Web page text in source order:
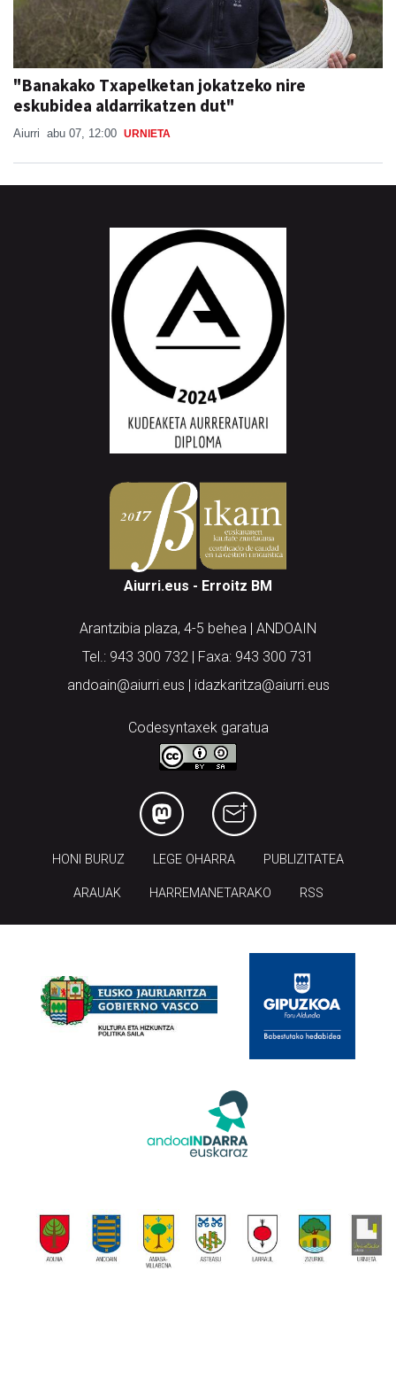
"Banakako Txapelketan jokatzeko nire
eskubidea aldarrikatzen dut"
Aiurri abu 07, 12:00 URNIETA
Aiurri.eus - Erroitz BM
Arantzibia plaza, 4-5 behea | ANDOAIN
Tel.: 943 300 732 | Faxa: 943 300 731
andoain@aiurri.eus | idazkaritza@aiurri.eus
Codesyntaxek garatua
HONI BURUZ LEGE OHARRA PUBLIZITATEA
ARAUAK HARREMANETARAKO RSS